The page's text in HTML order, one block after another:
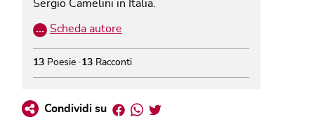
Sergio Camelini in Italia.
… Scheda autore
13 Poesie 13 Racconti
Condividi su Facebook
Whatsapp
Twitter